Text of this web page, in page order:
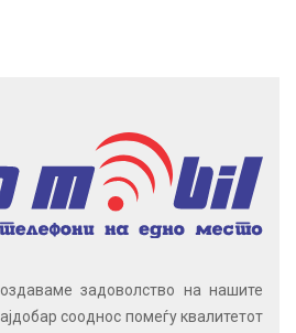
задоволство на нашите
сооднос помеѓу квалитетот